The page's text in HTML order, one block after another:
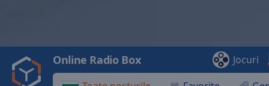
Video
Play
Online Radio Box Jocuri